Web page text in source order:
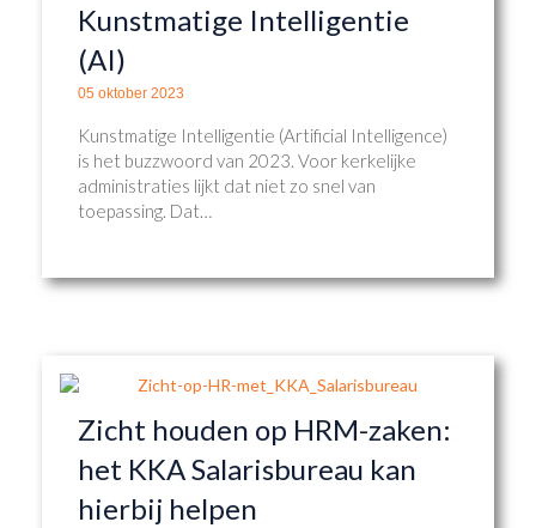
Kunstmatige Intelligentie
(AI)
05 oktober 2023
Kunstmatige Intelligentie (Artificial Intelligence)
is het buzzwoord van 2023. Voor kerkelijke
administraties lijkt dat niet zo snel van
toepassing. Dat…
Zicht houden op HRM-zaken:
het KKA Salarisbureau kan
hierbij helpen